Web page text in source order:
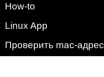
How-to
Linux App
Проверить mac-адрес